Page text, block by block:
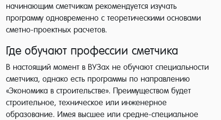
начинающим сметчикам рекомендуется изучать
программу одновременно с теоретическими основами
сметно-проектных расчетов.
Где обучают профессии сметчика
В настоящий момент в ВУЗах не обучают специальности
сметчика, однако есть программы по направлению
«Экономика в строительстве». Преимуществом будет
строительное, техническое или инженерное
образование. Имея высшее или средне-специальное